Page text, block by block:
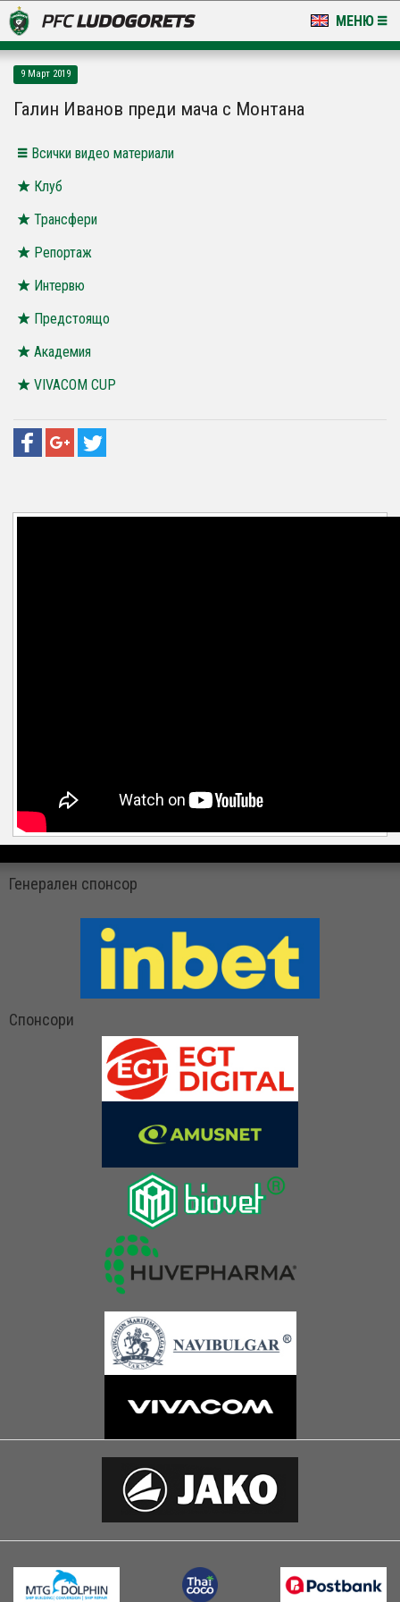
МЕНЮ
LUDOGORETS TV
СТАДИОН & БАЗИ
КЛУБ
ЗА ФЕНОВЕ
9 Март 2019
Галин Иванов преди мача с Монтана
Всички видео материали
Клуб
Трансфери
Репортаж
Интервю
Предстоящо
Академия
VIVACOM CUP
Генерален спонсор
Спонсори